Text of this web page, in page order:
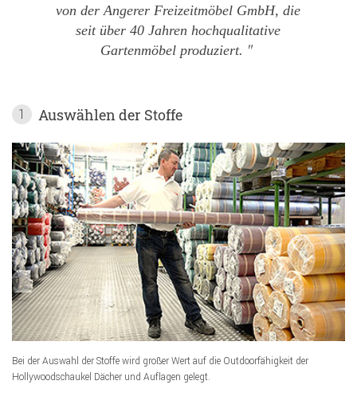
von der Angerer Freizeitmöbel GmbH, die
seit über 40 Jahren hochqualitative
Gartenmöbel produziert.
1 Auswählen der Stoffe
Bei der Auswahl der Stoffe wird großer Wert auf die Outdoorfähigkeit der
Hollywoodschaukel Dächer und Auflagen gelegt.